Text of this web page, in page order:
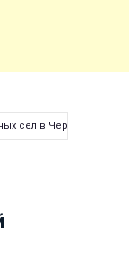
сел в Черниговской